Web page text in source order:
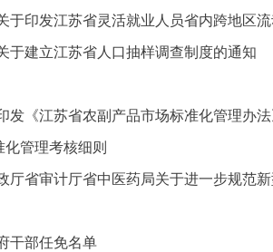
于印发江苏省灵活就业人员省内跨地区
于建立江苏省人口抽样调查制度的通知
发《江苏省农副产品市场标准化管理办
管理考核细则
厅省审计厅省中医药局关于进一步规范
干部任免名单